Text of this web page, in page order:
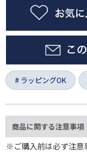
ラッピングOK
商品に関する注意事項
※ご購入前は必ず注意